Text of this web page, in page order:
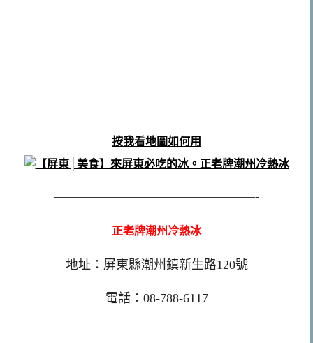
按我看地圖如何用
————————————————-
正老牌潮州冷熱冰
地址：屏東縣潮州鎮新生路120號
電話：08-788-6117